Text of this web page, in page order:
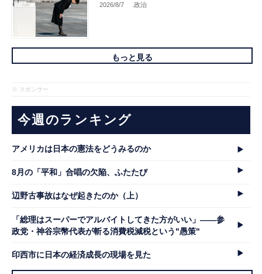
2026/8/7 .政治
もっと見る
※ スポンサー
今週のランキング
アメリカは日本の憲法をどうみるのか
8月の「平和」合唱の欠陥、ふたたび
辺野古事故はなぜ起きたのか（上）
「総理はスーパーでアルバイトしてきた方がいい」――参
政党・神谷宗幣代表が斬る消費税減税という"愚策"
印西市に日本の経済成長の現場を見た